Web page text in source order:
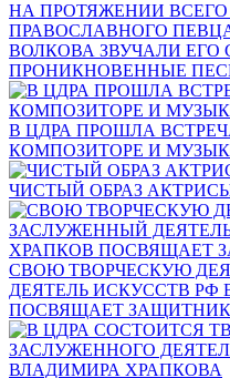
НА ПРОТЯЖЕНИИ
ПРАВОСЛАВНОГО
ВОЛКОВА ЗВУЧАЛИ ЕГО
ПРОНИКНОВЕННЫЕ
В ЦДРА ПРОШЛА
КОМПОЗИТОРЕ И
ЧИСТЫЙ ОБРАЗ
СВОЮ ТВОРЧЕСКУЮ
ДЕЯТЕЛЬ ИСКУССТВ
ПОСВЯЩАЕТ